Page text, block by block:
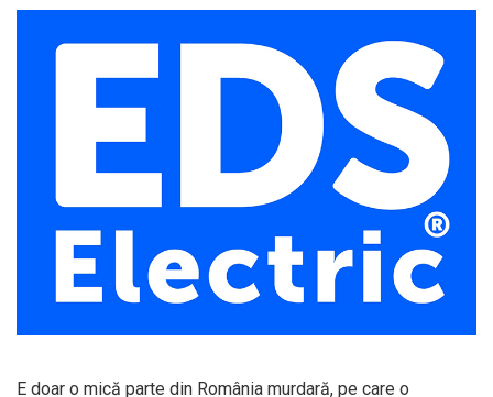
E doar o mică parte din România murdară, pe care o